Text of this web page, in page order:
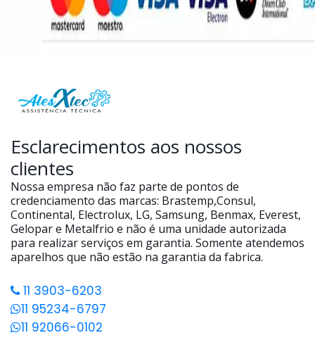
Esclarecimentos aos nossos
clientes
Nossa empresa não faz parte de pontos de
credenciamento das marcas: Brastemp,Consul,
Continental, Electrolux, LG, Samsung, Benmax, Everest,
Gelopar e Metalfrio e não é uma unidade autorizada
para realizar serviços em garantia. Somente atendemos
aparelhos que não estão na garantia da fabrica.
11 3903-6203
11 95234-6797
11 92066-0102